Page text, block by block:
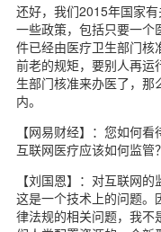
还好，我们2015年国家
一些政策，包括只要一个
件已经由医疗卫生部门核
前老的规矩，要别人再运
生部门核准来办医了，
内。
【网易财经】：您如何
互联网医疗应该如何监管？
【刘国恩】：对互联网
这是一个技术上的问题。
律法规的相关问题，我不